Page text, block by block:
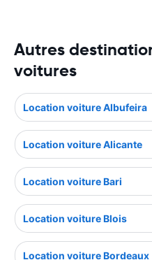
Autres
voitures
Location voiture Albufeira
Location voiture Alicante
Location voiture Bari
Location voiture Blois
Location voiture Bordeaux